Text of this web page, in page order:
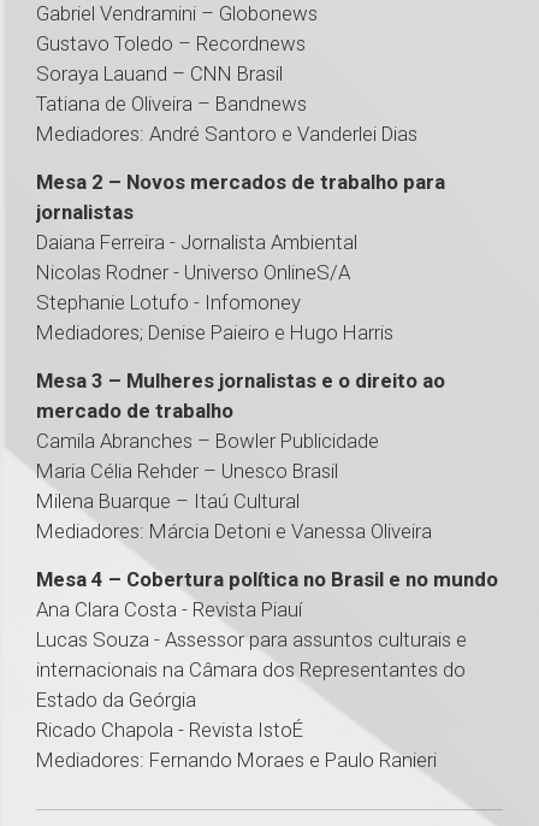
Gabriel Vendramini – Globonews
Gustavo Toledo – Recordnews
Soraya Lauand – CNN Brasil
Tatiana de Oliveira – Bandnews
Mediadores: André Santoro e Vanderlei Dias
Mesa 2 – Novos mercados de trabalho para
jornalistas
Daiana Ferreira - Jornalista Ambiental
Nicolas Rodner - Universo OnlineS/A
Stephanie Lotufo - Infomoney
Mediadores; Denise Paieiro e Hugo Harris
Mesa 3 – Mulheres jornalistas e o direito ao
mercado de trabalho
Camila Abranches – Bowler Publicidade
Maria Célia Rehder – Unesco Brasil
Milena Buarque – Itaú Cultural
Mediadores: Márcia Detoni e Vanessa Oliveira
Mesa 4 – Cobertura política no Brasil e no mundo
Ana Clara Costa - Revista Piauí
Lucas Souza - Assessor para assuntos culturais e
internacionais na Câmara dos Representantes do
Estado da Geórgia
Ricado Chapola - Revista IstoÉ
Mediadores: Fernando Moraes e Paulo Ranieri
1